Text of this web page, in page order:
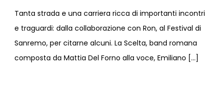
Tanta strada e una carriera ricca di importanti incontri
e traguardi: dalla collaborazione con Ron, al Festival di
Sanremo, per citarne alcuni. La Scelta, band romana
composta da Mattia Del Forno alla voce, Emiliano […]